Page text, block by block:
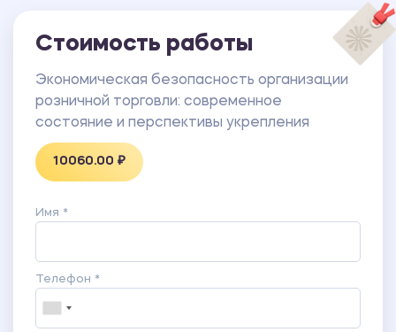
Стоимость работы
Экономическая безопасность организации
розничной торговли: современное
состояние и перспективы укрепления
10060.00 ₽
Имя *
Телефон *